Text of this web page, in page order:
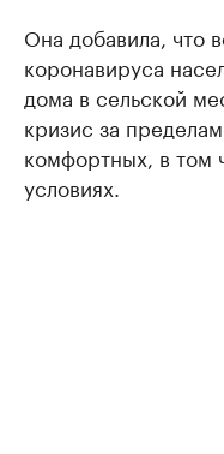
Она добавила, что
коронавируса
дома в сельской
кризис за
комфортных, в том
условиях.